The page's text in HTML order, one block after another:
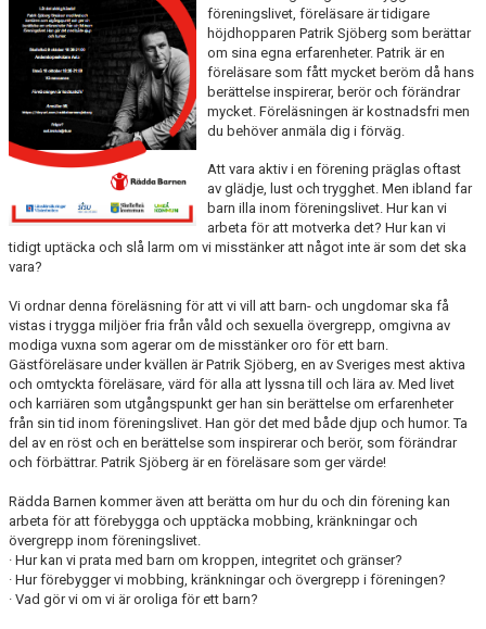
SCHEMA ALLA LAG
KONTAKT
föreningslivet, föreläsare är tidigare
höjdhopparen Patrik Sjöberg som berättar
om sina egna erfarenheter. Patrik är en
föreläsare som fått mycket beröm då hans
berättelse inspirerar, berör och förändrar
mycket. Föreläsningen är kostnadsfri men
du behöver anmäla dig i förväg.
Att vara aktiv i en förening präglas oftast
av glädje, lust och trygghet. Men ibland far
barn illa inom föreningslivet. Hur kan vi
arbeta för att motverka det? Hur kan vi
tidigt uptäcka och slå larm om vi misstänker att något inte är som det ska
vara?
Vi ordnar denna föreläsning för att vi vill att barn- och ungdomar ska få
vistas i trygga miljöer fria från våld och sexuella övergrepp, omgivna av
modiga vuxna som agerar om de misstänker oro för ett barn.
Gästföreläsare under kvällen är Patrik Sjöberg, en av Sveriges mest aktiva
och omtyckta föreläsare, värd för alla att lyssna till och lära av. Med livet
och karriären som utgångspunkt ger han sin berättelse om erfarenheter
från sin tid inom föreningslivet. Han gör det med både djup och humor. Ta
del av en röst och en berättelse som inspirerar och berör, som förändrar
och förbättrar. Patrik Sjöberg är en föreläsare som ger värde!
Rädda Barnen kommer även att berätta om hur du och din förening kan
arbeta för att förebygga och upptäcka mobbing, kränkningar och
övergrepp inom föreningslivet.
· Hur kan vi prata med barn om kroppen, integritet och gränser?
· Hur förebygger vi mobbing, kränkningar och övergrepp i föreningen?
· Vad gör vi om vi är oroliga för ett barn?